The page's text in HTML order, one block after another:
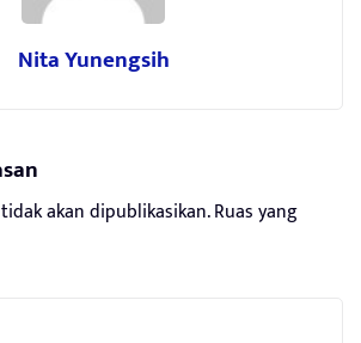
Nita Yunengsih
akan dipublikasikan.Ruas yang